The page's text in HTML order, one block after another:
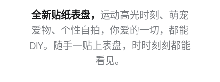
全新贴纸表盘， 运动高光时刻、萌宠
爱⁠物、个性自拍，你爱的一切，都能
DIY。随手一贴上表盘，时时刻刻都能
看⁠见。